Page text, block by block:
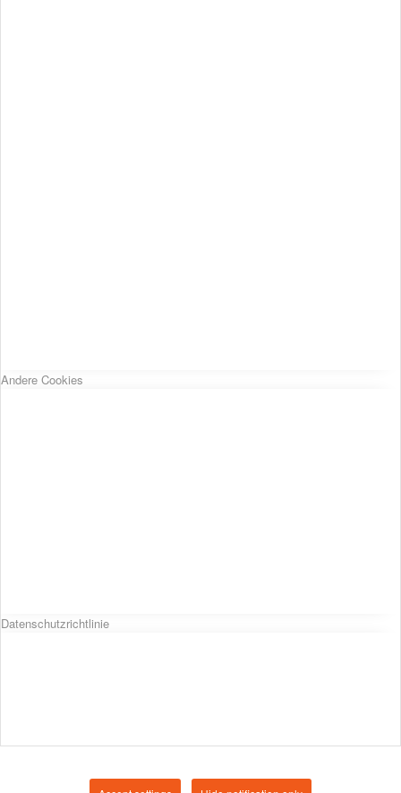
Andere Cookies
Datenschutzrichtlinie